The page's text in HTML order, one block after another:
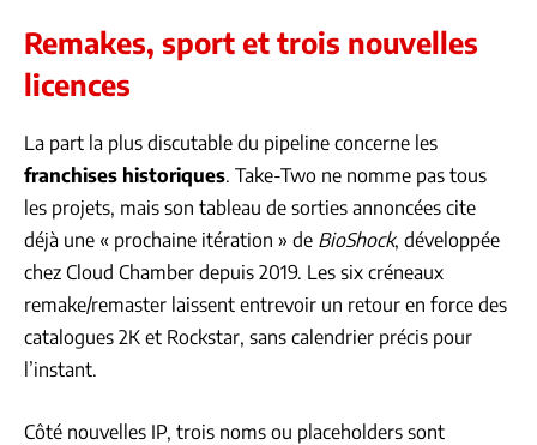
Remakes, sport et trois nouvelles
licences
La part la plus discutable du pipeline concerne les
franchises historiques. Take-Two ne nomme pas tous
les projets, mais son tableau de sorties annoncées cite
déjà une « prochaine itération » de BioShock, développée
chez Cloud Chamber depuis 2019. Les six créneaux
remake/remaster laissent entrevoir un retour en force des
catalogues 2K et Rockstar, sans calendrier précis pour
l’instant.
Côté nouvelles IP, trois noms ou placeholders sont